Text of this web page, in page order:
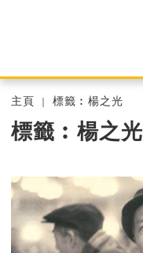
主頁 標籤︰楊之光
標籤︰楊之光